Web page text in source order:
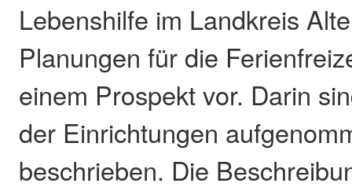
Lebenshilfe im Landkreis
Planungen für die
einem Prospekt vor. Darin
der Einrichtungen
beschrieben. Die